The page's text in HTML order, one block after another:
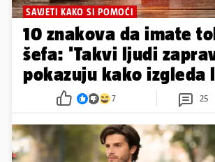
SAVJETI KAKO SI POMOĆI
10 znakova da imate
šefa: 'Takvi ljudi
pokazuju kako izgleda
7 25